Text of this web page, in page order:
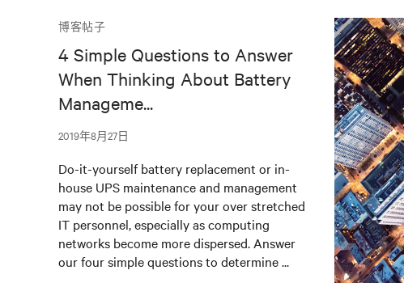
博客帖子
4 Simple Questions to Answer
When Thinking About Battery
Manageme...
2019年8月27日
Do-it-yourself battery replacement or in-
house UPS maintenance and management
may not be possible for your over stretched
IT personnel, especially as computing
networks become more dispersed. Answer
our four simple questions to determine ...